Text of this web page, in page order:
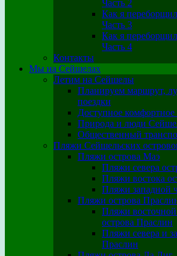
Часть 2
Как я
Часть 3
Как я
Часть 4
Контакты
Мы на Сейшелах
Летим на Сейшелы
Планируем маршрут,
поездки
Доступное
Природа и люди
Общественный
Пляжи Сейшельских
Пляжи острова Маэ
Пляжи севера
Пляжи востока
Пляжи западной
Пляжи острова
Пляжи
острова Праслин
Пляжи севера и
Праслин